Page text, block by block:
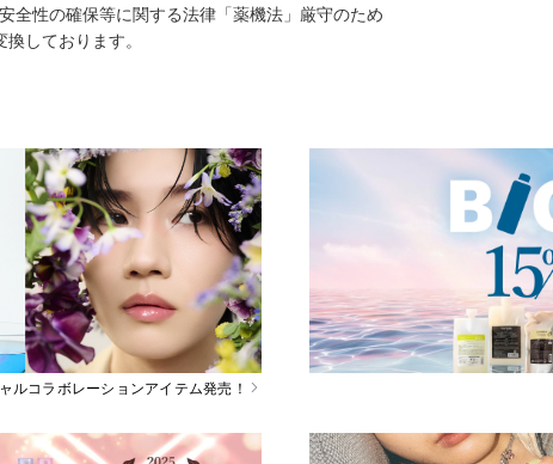
全性の確保等に関する法律「薬機法」厳守のため
しております。
ルコラボレーションアイテム発売！